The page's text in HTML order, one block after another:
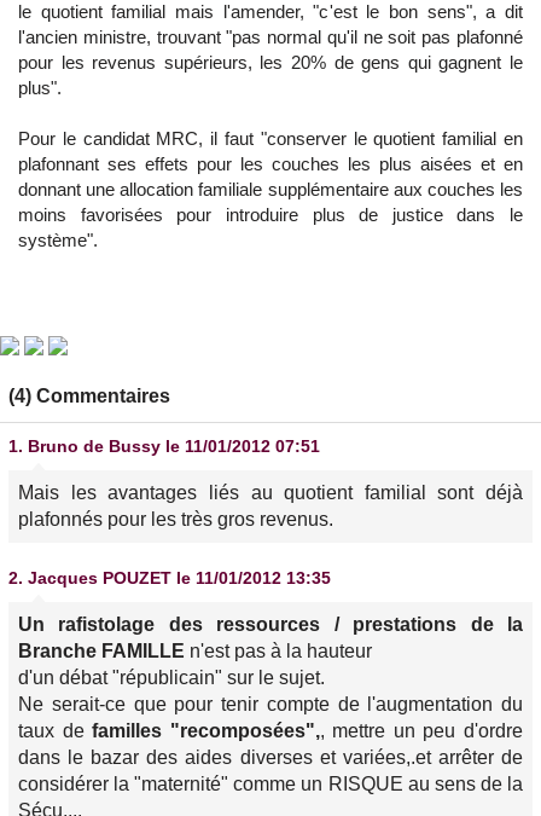
le quotient familial mais l'amender, "c'est le bon sens", a dit
l'ancien ministre, trouvant "pas normal qu'il ne soit pas plafonné
pour les revenus supérieurs, les 20% de gens qui gagnent le
plus".
Pour le candidat MRC, il faut "conserver le quotient familial en
plafonnant ses effets pour les couches les plus aisées et en
donnant une allocation familiale supplémentaire aux couches les
moins favorisées pour introduire plus de justice dans le
système".
(4) Commentaires
1. Bruno de Bussy le 11/01/2012 07:51
Mais les avantages liés au quotient familial sont déjà
plafonnés pour les très gros revenus.
2. Jacques POUZET le 11/01/2012 13:35
Un rafistolage des ressources / prestations de la
Branche FAMILLE n'est pas à la hauteur
d'un débat "républicain" sur le sujet.
Ne serait-ce que pour tenir compte de l'augmentation du
taux defamilles "recomposées",, mettre un peu d'ordre
dans le bazar des aides diverses et variées,.et arrêter de
considérer la "maternité" comme un RISQUE au sens de la
Sécu....